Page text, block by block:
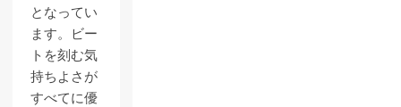
となってい
ます。ビー
トを刻む気
持ちよさが
すべてに優